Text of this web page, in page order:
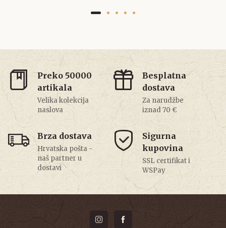
Preko 50000
artikala
Velika kolekcija
naslova
Besplatna
dostava
Za narudžbe
iznad 70 €
Brza dostava
Hrvatska pošta -
naš partner u
dostavi
Sigurna
kupovina
SSL certifikat i
WSPay